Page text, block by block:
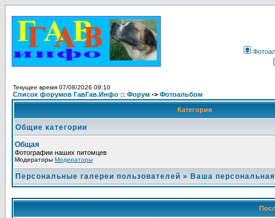
Текущее время 07/08/2026 09:10
Список форумов ГавГав.Инфо :: Форум -> Фотоальбом
Категория
Общие категории
Общая
Фотографии наших питомцев
Модераторы Модераторы
Персональные галереи пользователей » Ваша